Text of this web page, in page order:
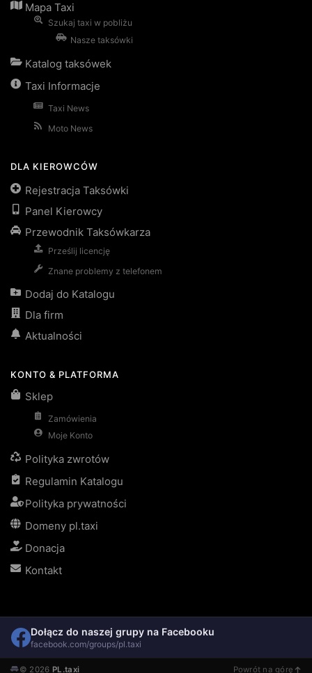
Mapa Taxi
Szukaj taxi w pobliżu
Nasze taksówki
Katalog taksówek
Taxi Informacje
Taxi News
Moto News
DLA KIEROWCÓW
Rejestracja Taksówki
Panel Kierowcy
Przewodnik Taksówkarza
Prześlij licencję
Znane problemy z telefonem
Dodaj do Katalogu
Dla firm
Aktualności
KONTO & PLATFORMA
Sklep
Zamówienia
Moje Konto
Polityka zwrotów
Regulamin Katalogu
Polityka prywatności
Domeny pl.taxi
Donacja
Kontakt
Dołącz do naszej grupy na Facebooku
facebook.com/groups/pl.taxi
© 2026 PL.taxi Powrót na górę